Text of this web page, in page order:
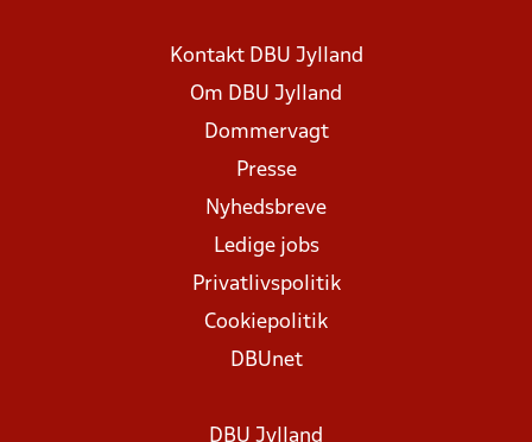
Kontakt DBU Jylland
Om DBU Jylland
Dommervagt
Presse
Nyhedsbreve
Ledige jobs
Privatlivspolitik
Cookiepolitik
DBUnet
DBU Jylland